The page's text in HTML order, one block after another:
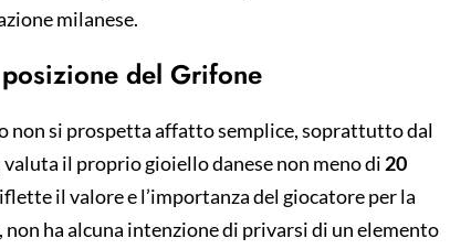
milanese.
del Grifone
non si prospetta affatto semplice, soprattutto dal
il proprio gioiello danese non meno di 20
il valore e l’importanza del giocatore per la
ha alcuna intenzione di privarsi di un elemento